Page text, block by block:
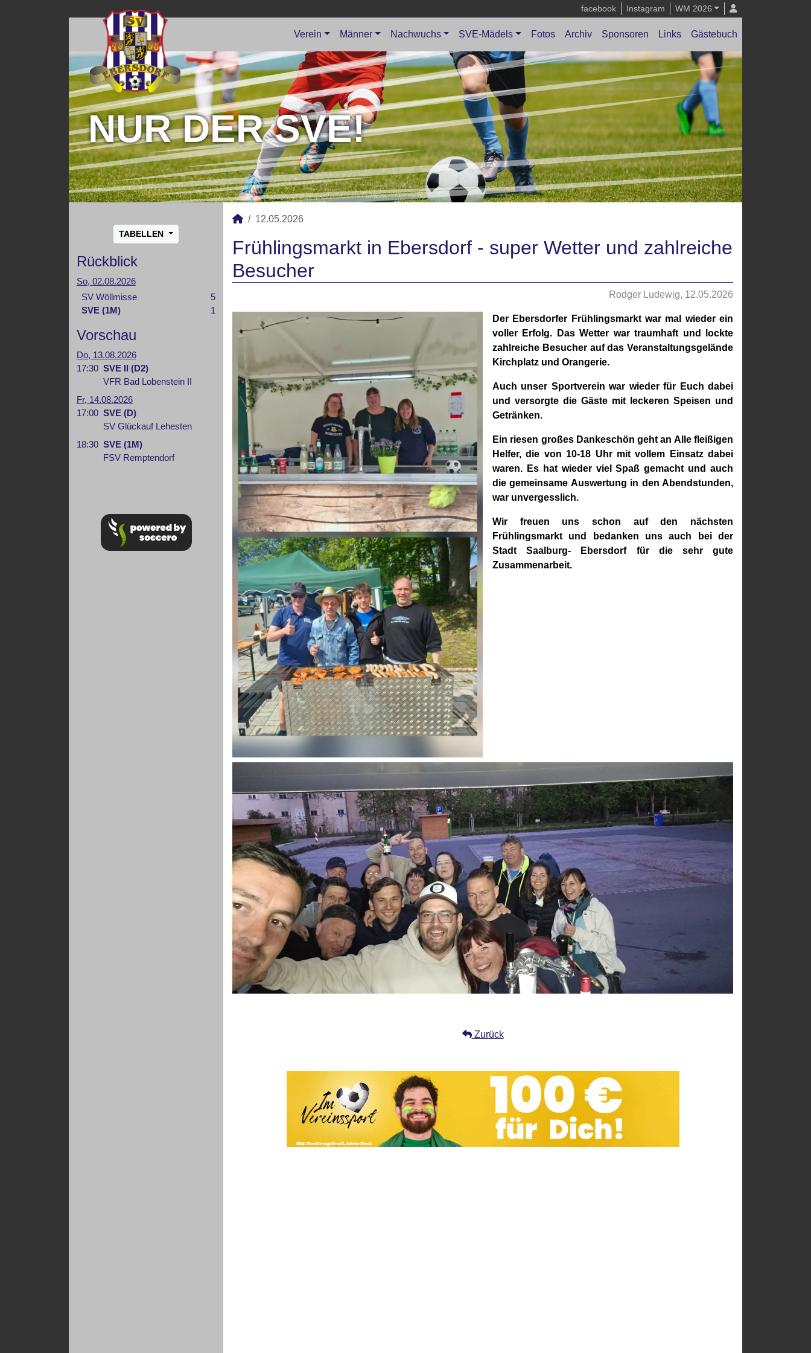
facebook Instagram WM 2026
Verein Männer Nachwuchs SVE-Mädels Fotos Archiv Sponsoren Links Gästebuch
NUR DER SVE!
TABELLEN
Rückblick
So, 02.08.2026
SV Wöllmisse
5
SVE (1M)
1
Vorschau
Do, 13.08.2026
17:30 SVE II (D2)
VFR Bad Lobenstein II
Fr, 14.08.2026
17:00 SVE (D)
SV Glückauf Lehesten
18:30 SVE (1M)
FSV Remptendorf
12.05.2026
Frühlingsmarkt in Ebersdorf - super Wetter und zahlreiche
Besucher
Rodger Ludewig, 12.05.2026
Der Ebersdorfer Frühlingsmarkt war mal wieder ein
voller Erfolg. Das Wetter war traumhaft und lockte
zahlreiche Besucher auf das Veranstaltungsgelände
Kirchplatz und Orangerie.
Auch unser Sportverein war wieder für Euch dabei
und versorgte die Gäste mit leckeren Speisen und
Getränken.
Ein riesen großes Dankeschön geht an Alle fleißigen
Helfer, die von 10-18 Uhr mit vollem Einsatz dabei
waren. Es hat wieder viel Spaß gemacht und auch
die gemeinsame Auswertung in den Abendstunden,
war unvergesslich.
Wir freuen uns schon auf den nächsten
Frühlingsmarkt und bedanken uns auch bei der
Stadt Saalburg- Ebersdorf für die sehr gute
Zusammenarbeit.
Zurück